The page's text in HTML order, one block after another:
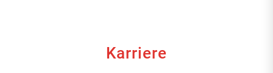
Karriere